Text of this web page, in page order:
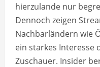
hierzulande nur
Dennoch zeigen
Nachbarländern wie
ein starkes Interesse
Zuschauer. Insider